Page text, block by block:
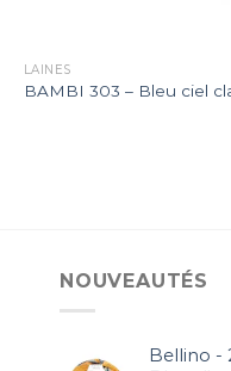
LAINES
BAMBI 303 – Bleu ciel
NOUVEAUTÉS
Bellino -